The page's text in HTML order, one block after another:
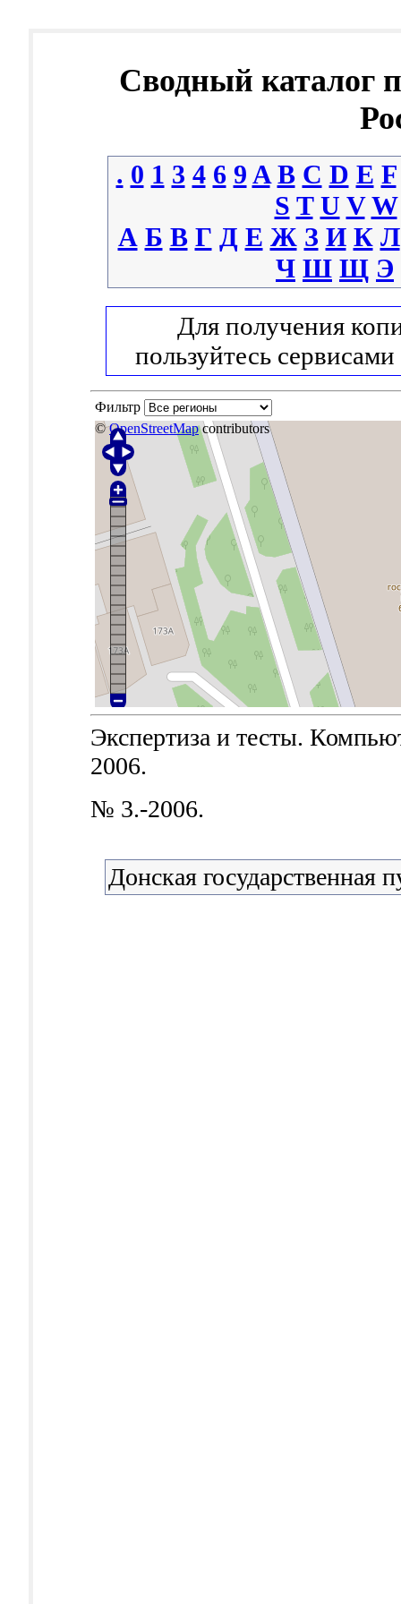
Сводный каталог
. 0 1 3 4 6 9 A B C D E F
S T U V W
А Б В Г Д Е Ж З И К Л
Ч Ш Щ Э
Для получения
пользуйтесь сервисами
Фильтр
©OpenStreetMapcontributors
Экспертиза и тесты.
2006.
№ 3.-2006.
Донская государственная